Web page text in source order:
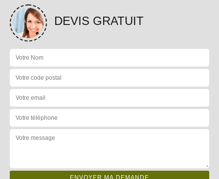
DEVIS GRATUIT